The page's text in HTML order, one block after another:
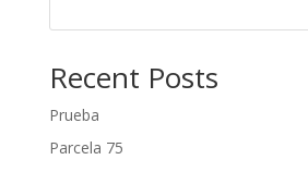
Recent Posts
Prueba
Parcela 75